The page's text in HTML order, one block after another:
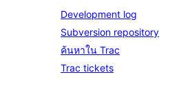
Development log
Subversion repository
ค้นหาใน Trac
Trac tickets